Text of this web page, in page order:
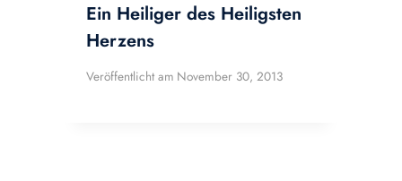
Ein Heiliger des Heiligsten
Herzens
Veröffentlicht am November 30, 2013